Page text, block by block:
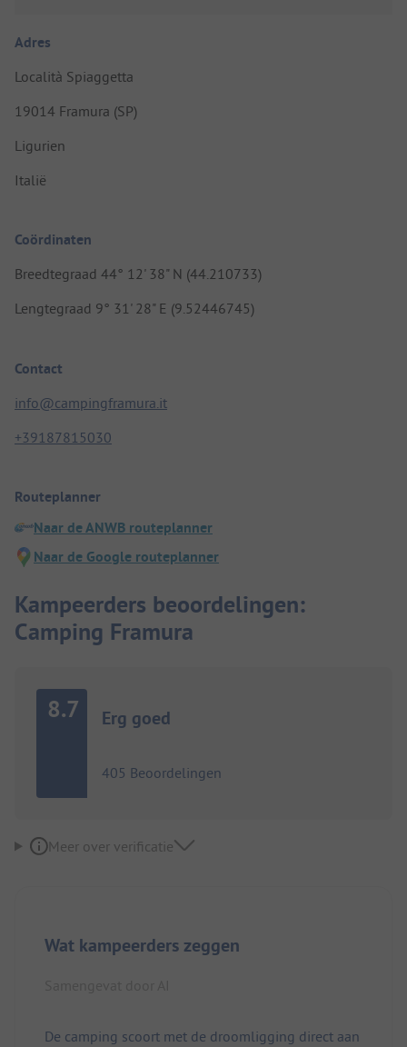
Adres
Località Spiaggetta
19014 Framura (SP)
Ligurien
Italië
Coördinaten
Breedtegraad 44° 12' 38" N (44.210733)
Lengtegraad 9° 31' 28" E (9.52446745)
Contact
info@campingframura.it
+39187815030
Routeplanner
Naar de ANWB routeplanner
Naar de Google routeplanner
Kampeerders beoordelingen:
Camping Framura
8.7 Erg goed
405 Beoordelingen
Meer over verificatie
Wat kampeerders zeggen
De camping scoort met de droomligging direct aan